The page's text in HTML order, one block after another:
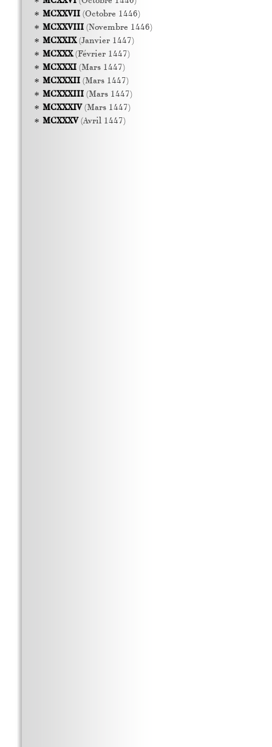
MCXXVII(Octobre 1446)
MCXXVIII(Novembre 1446)
MCXXIX(Janvier 1447)
MCXXX(Février 1447)
MCXXXI(Mars 1447)
MCXXXII(Mars 1447)
MCXXXIII(Mars 1447)
MCXXXIV(Mars 1447)
MCXXXV(Avril 1447)